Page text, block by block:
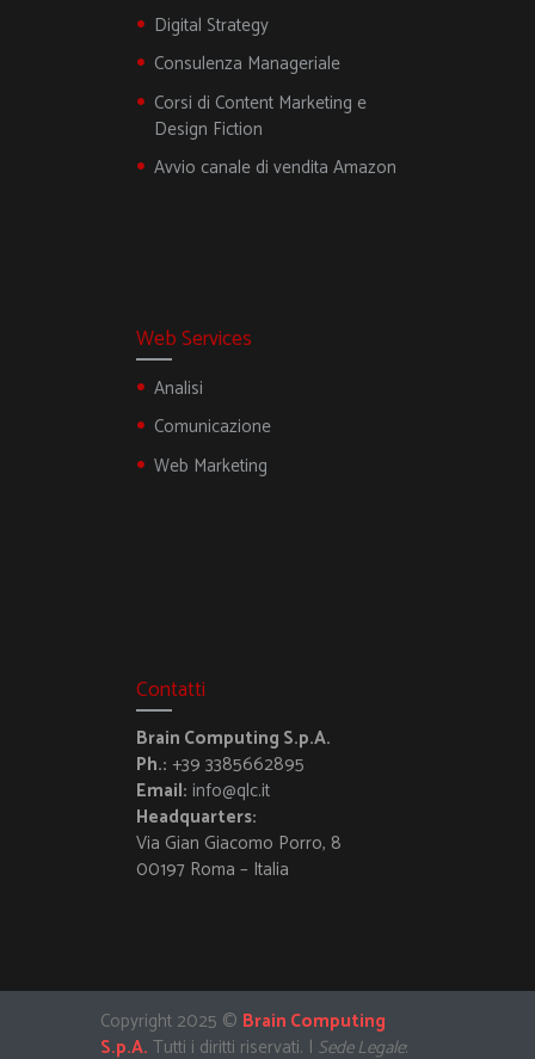
Digital Strategy
Consulenza Manageriale
Corsi di Content Marketing e
Design Fiction
Avvio canale di vendita Amazon
Web Services
Analisi
Comunicazione
Web Marketing
Contatti
Brain Computing S.p.A.
Ph.: +39 3385662895
Email: info@qlc.it
Headquarters:
Via Gian Giacomo Porro, 8
00197 Roma – Italia
Copyright 2025 © Brain Computing
S.p.A. Tutti i diritti riservati. | Sede Legale: